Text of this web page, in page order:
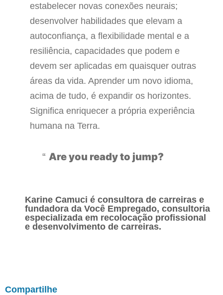
estabelecer novas conexões neurais;
desenvolver habilidades que elevam a
autoconfiança, a flexibilidade mental e a
resiliência, capacidades que podem e
devem ser aplicadas em quaisquer outras
áreas da vida. Aprender um novo idioma,
acima de tudo, é expandir os horizontes.
Significa enriquecer a própria experiência
humana na Terra.
Are you ready to jump?
Karine Camuci é consultora de carreiras e
fundadora da Você Empregado, consultoria
especializada em recolocação profissional
e desenvolvimento de carreiras.
Compartilhe